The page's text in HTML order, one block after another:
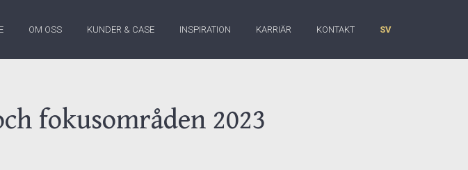
OM OSS KUNDER & CASE INSPIRATION KARRIÄR KONTAKT SV
fokusområden 2023